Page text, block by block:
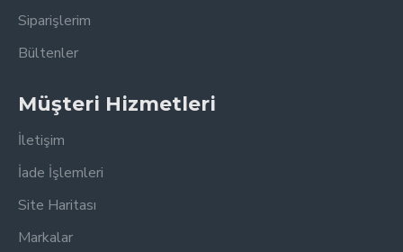
Siparişlerim
Bültenler
Müşteri Hizmetleri
İletişim
İade İşlemleri
Site Haritası
Markalar